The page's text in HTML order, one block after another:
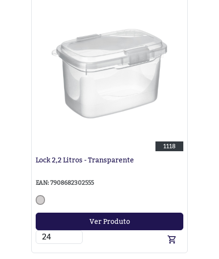
1118
Lock 2,2 Litros - Transparente
EAN: 7908682302555
Ver Produto